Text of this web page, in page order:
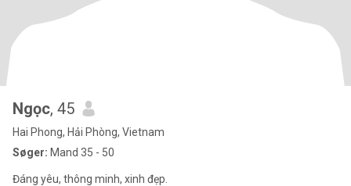
Ngọc, 45
Hai Phong, Hải Phòng, Vietnam
Søger: Mand 35 - 50
Đáng yêu, thông minh, xinh đẹp.